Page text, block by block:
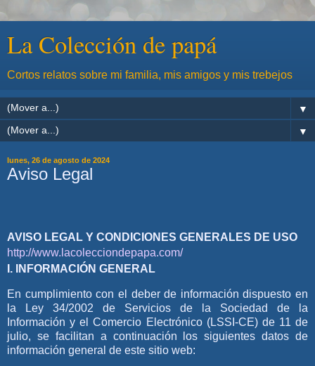
La Colección de papá
Cortos relatos sobre mi familia, mis amigos y mis trebejos
▼
▼
lunes, 26 de agosto de 2024
Aviso Legal
AVISO LEGAL Y CONDICIONES GENERALES DE USO
http://www.lacolecciondepapa.com/
I. INFORMACIÓN GENERAL
En cumplimiento con el deber de información dispuesto en
la Ley 34/2002 de Servicios de la Sociedad de la
Información y el Comercio Electrónico (LSSI-CE) de 11 de
julio, se facilitan a continuación los siguientes datos de
información general de este sitio web: